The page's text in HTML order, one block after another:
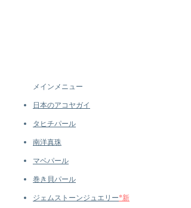
availability may vary at the time
of purchase.more details...
Shaped: Round
Quality: AAAA
Nacre: Very Thick
Color: White
Luster: Aurora
Accessories
Metal: 7.8 g of 18k White Gold
Diamonds, and 0.38 ct of Natural
メインメニュー
日本のアコヤガイ
タヒチパール
南洋真珠
マベパール
巻き貝パール
ジェムストーンジュエリー*新